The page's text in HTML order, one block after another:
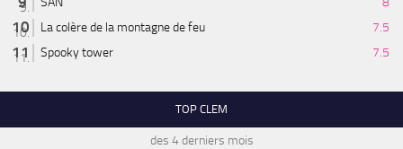
La colère de la montagne de feu
7.5
Spooky tower
7.5
TOP CLEM
des 4 derniers mois